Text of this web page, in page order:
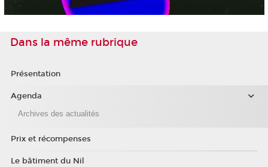
Dans la même rubrique
Présentation
Agenda
Archives des actualités
Prix et récompenses
Le bâtiment du Nil